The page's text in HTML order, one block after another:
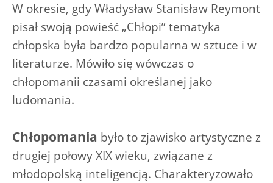
W okresie, gdy Władysław Stanisław Reymont
pisał swoją powieść „Chłopi” tematyka
chłopska była bardzo popularna w sztuce i w
literaturze. Mówiło się wówczas o
chłopomanii czasami określanej jako
ludomania.
Chłopomania było to zjawisko artystyczne z
drugiej połowy XIX wieku, związane z
młodopolską inteligencją. Charakteryzowało